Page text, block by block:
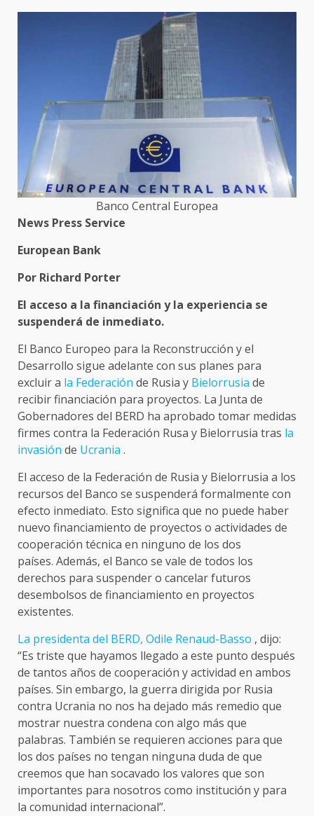
Banco Central Europea
News Press Service
European Bank
Por Richard Porter
El acceso a la financiación y la experiencia se
suspenderá de inmediato.
El Banco Europeo para la Reconstrucción y el
Desarrollo sigue adelante con sus planes para
excluir a la Federación de Rusia y Bielorrusia de
recibir financiación para proyectos. La Junta de
Gobernadores del BERD ha aprobado tomar medidas
firmes contra la Federación Rusa y Bielorrusia tras la
invasión de Ucrania .
El acceso de la Federación de Rusia y Bielorrusia a los
recursos del Banco se suspenderá formalmente con
efecto inmediato. Esto significa que no puede haber
nuevo financiamiento de proyectos o actividades de
cooperación técnica en ninguno de los dos
países. Además, el Banco se vale de todos los
derechos para suspender o cancelar futuros
desembolsos de financiamiento en proyectos
existentes.
La presidenta del BERD, Odile Renaud-Basso , dijo:
“Es triste que hayamos llegado a este punto después
de tantos años de cooperación y actividad en ambos
países. Sin embargo, la guerra dirigida por Rusia
contra Ucrania no nos ha dejado más remedio que
mostrar nuestra condena con algo más que
palabras. También se requieren acciones para que
los dos países no tengan ninguna duda de que
creemos que han socavado los valores que son
importantes para nosotros como institución y para
la comunidad internacional”.